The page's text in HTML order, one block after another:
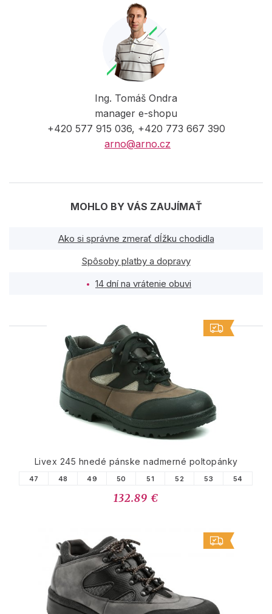
Ing. Tomáš Ondra
manager e-shopu
+420 577 915 036, +420 773 667 390
arno@arno.cz
MOHLO BY VÁS ZAUJÍMAŤ
Ako si správne zmerať dĺžku chodidla
Spôsoby platby a dopravy
14 dní na vrátenie obuvi
PODOBNÉ PRODUKTY
Livex 245 hnedé pánske nadmerné poltopánky
47 48 49 50 51 52 53 54
132.89 €